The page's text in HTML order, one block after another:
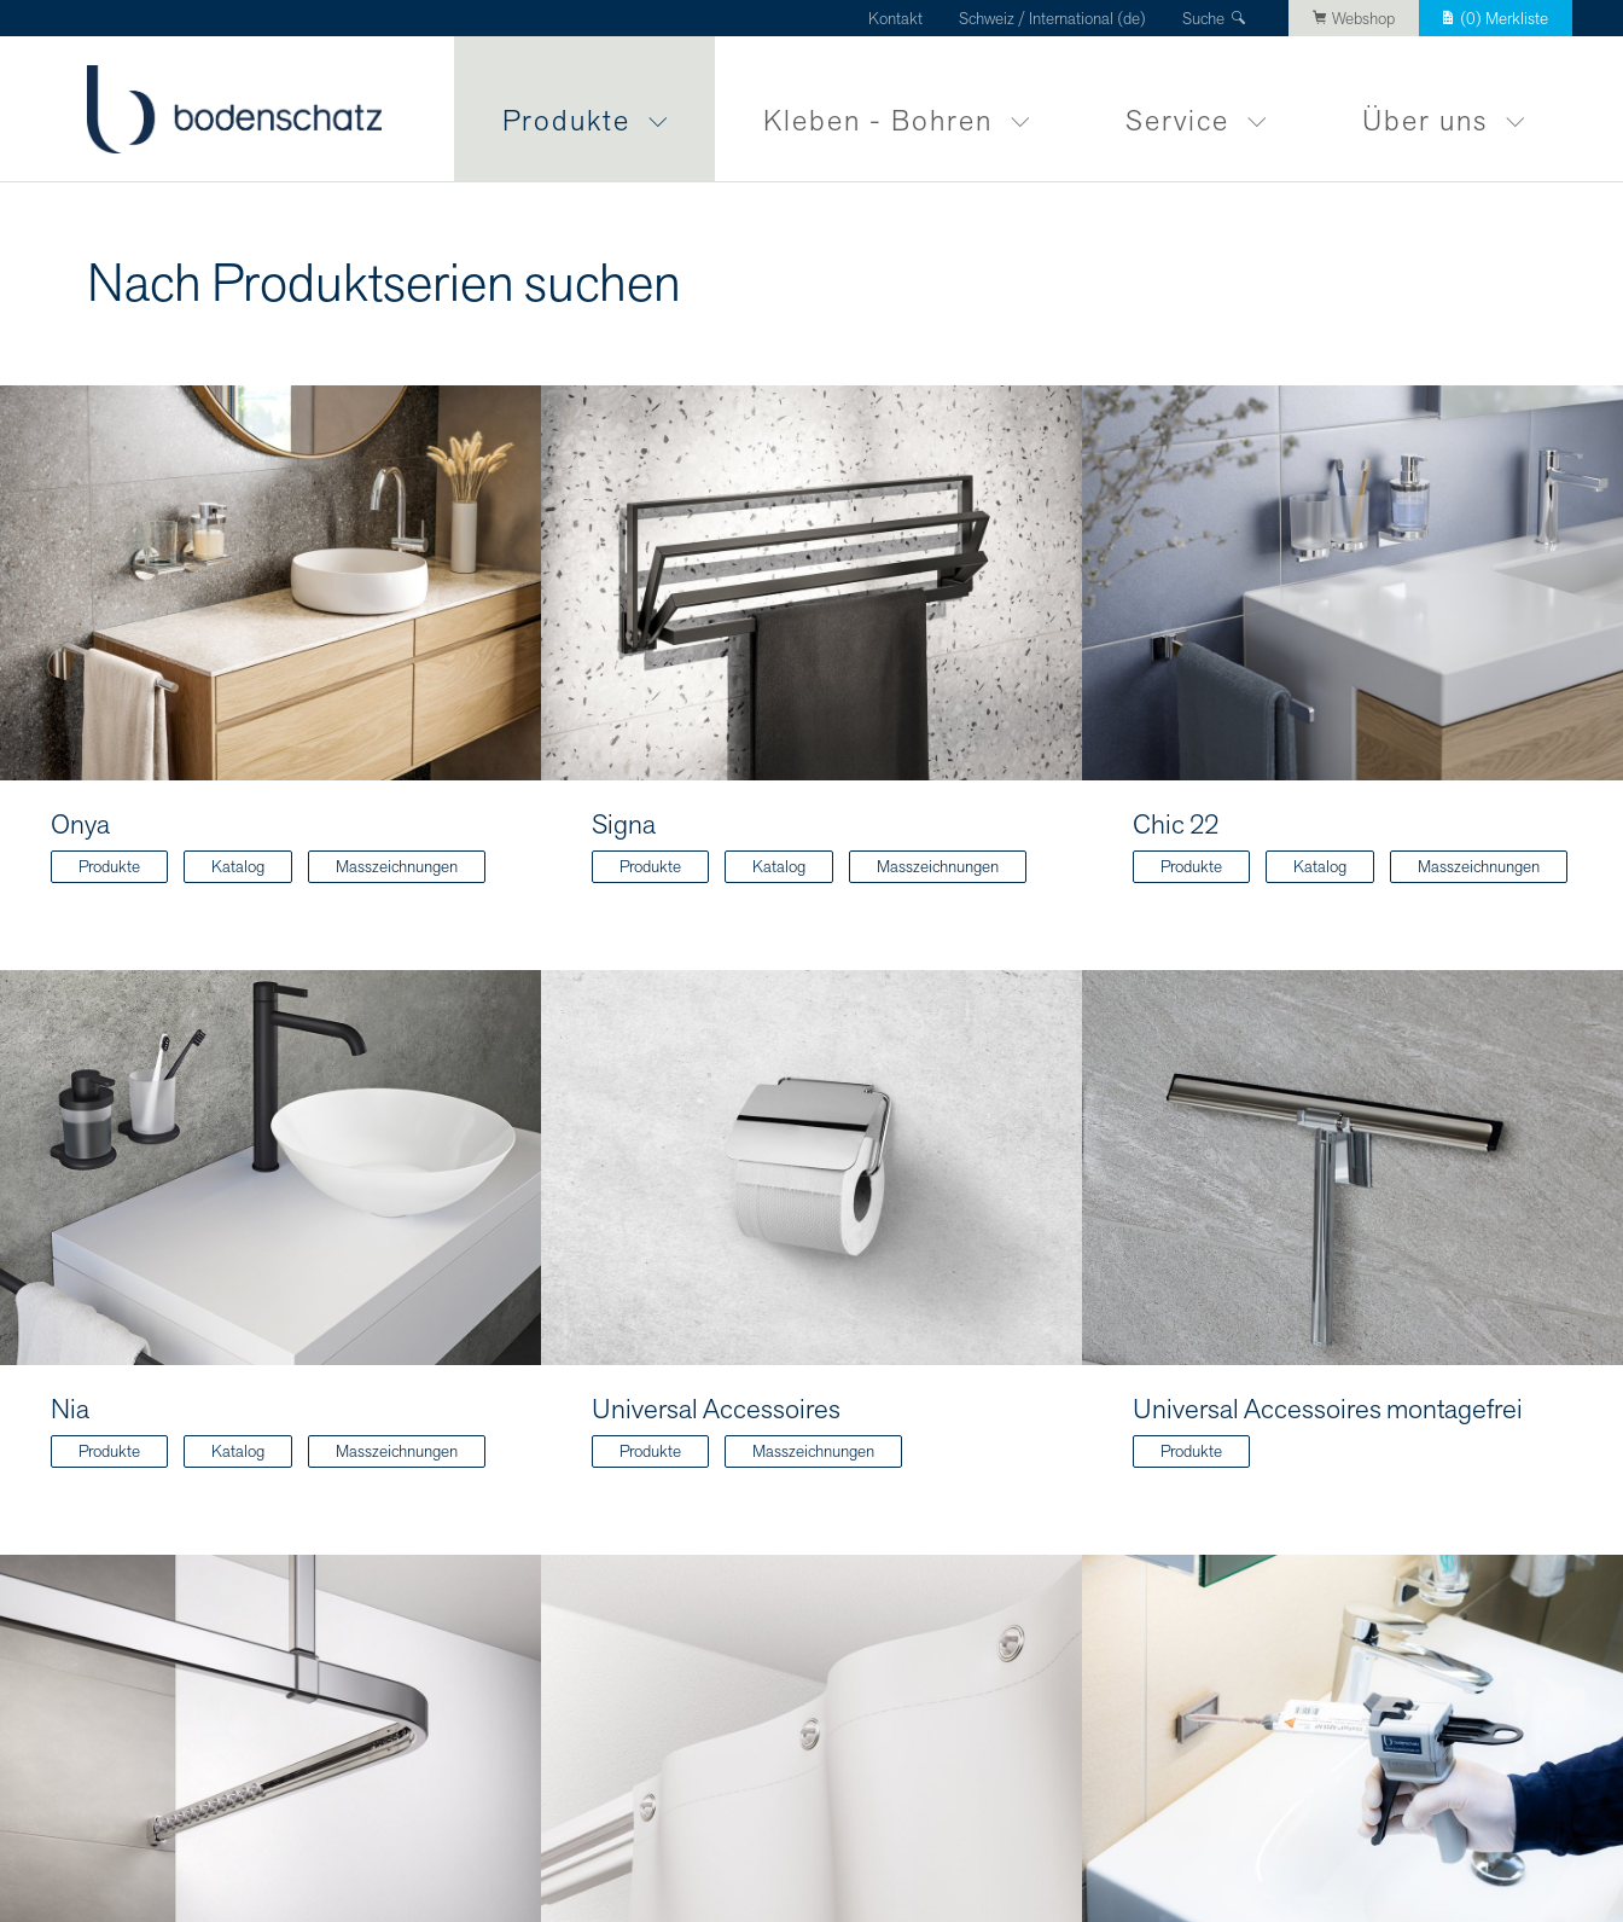
Kontakt Schweiz / International (de) Suche Webshop (0) Merkliste
Produkte Kleben - Bohren Service Über uns
Nach Produktserien suchen
Onya
Produkte Katalog Masszeichnungen
Signa
Produkte Katalog Masszeichnungen
Chic 22
Produkte Katalog Masszeichnungen
Nia
Produkte Katalog Masszeichnungen
Universal Accessoires
Produkte Masszeichnungen
Universal Accessoires montagefrei
Produkte